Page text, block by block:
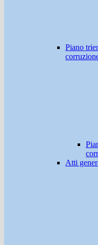
Piano
Atti